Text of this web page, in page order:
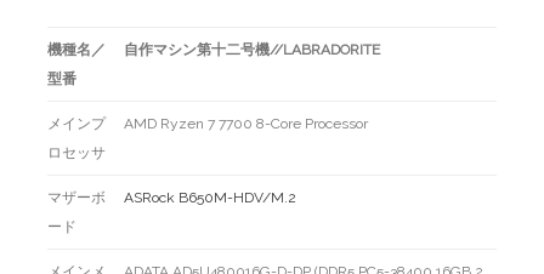
機種名／
型番
自作マシン第十二号機//LABRADORITE
メインプ
ロセッサ
AMD Ryzen 7 7700 8-Core Processor
マザーボ
ード
ASRock B650M-HDV/M.2